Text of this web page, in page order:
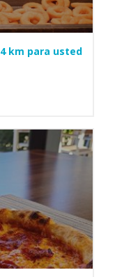
4 km para usted